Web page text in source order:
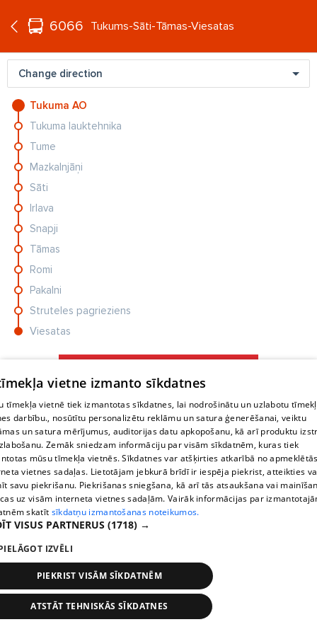
EN
6066 Tukums-Sāti-Tāmas-Viesatas
Change direction
Tukuma AO
Tukuma lauktehnika
Tume
Mazkalnjāņi
Sāti
Irlava
Snapji
Tāmas
Romi
Pakalni
Struteles pagrieziens
Viesatas
Stops Times
CIEMOS
FOTO: Vieta romantikai un ballītēm. Kā Andrejeva un
vietne izmanto sīkdatnes
tīmekļa vietnē tiek izmantotas sīkdatnes, lai nodrošinātu un uzlabotu
darbību., nosūtītu personalizētu reklāmu un satura ģenerēšanai, veiktu
un satura mērījumus, auditorijas datu apkopošanu, kā arī produktu
Zemāk sniedzam informāciju par visām sīkdatnēm, kuras tiek
mūsu tīmekļa vietnēs. Sīkdatnes var atšķirties atkarībā no
vietnes sadaļas. Lietotājam jebkurā brīdī ir iespēja piekrist, atteikties
savu piekrišanu. Piekrišanas sniegšana, kā arī tās atsaukšana vai
uz visām interneta vietnes sadaļām. Vairāk informācijas par
skatīt sīkdatņu izmantošanas noteikumos.
VISUS PARTNERUS (1718) →
IZVĒLI
PIEKRIST VISĀM SĪKDATNĒM
ATSTĀT TEHNISKĀS SĪKDATNES